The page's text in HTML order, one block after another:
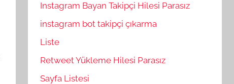
Instagram Bayan Takipçi Hilesi Parasız
instagram bot takipçi çıkarma
Liste
Retweet Yükleme Hilesi Parasız
Sayfa Listesi